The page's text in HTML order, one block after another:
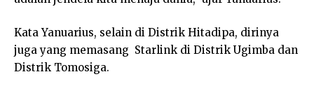
Kata Yanuarius, selain di Distrik Hitadipa, dirinya
juga yang memasang Starlink di Distrik Ugimba dan
Distrik Tomosiga.